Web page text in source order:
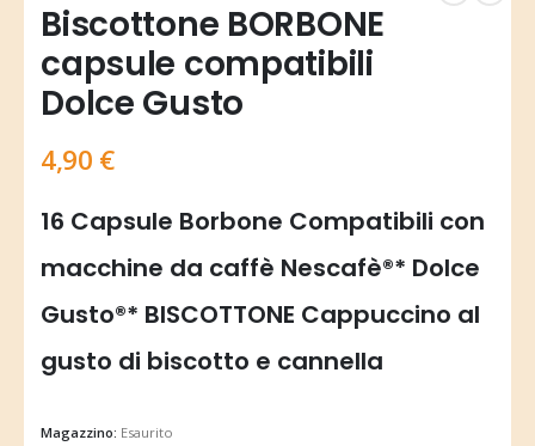
Biscottone BORBONE
capsule compatibili
Dolce Gusto
4,90 €
16 Capsule Borbone Compatibili con
macchine da caffè Nescafè®* Dolce
Gusto®* BISCOTTONE Cappuccino al
gusto di biscotto e cannella
Magazzino: Esaurito